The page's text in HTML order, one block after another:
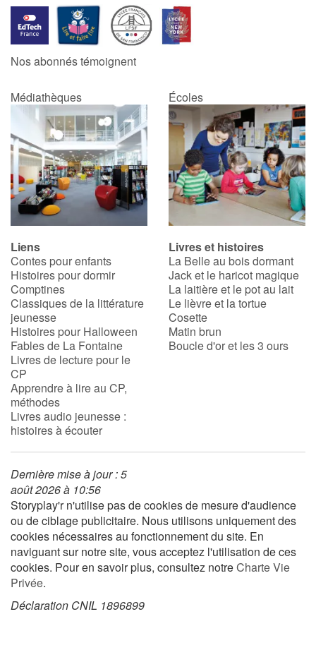
Formats et illustrations
Catalogue anglais
Contraste +
Aide
Accueil
Famille
Écoles
Médiathèques
Vidéos & Tutoriaux
Blog
Actualités
Rencontres et témoignages
Contes d'ici et d'ailleurs
Autour de la lecture
Apprendre à lire
Livre audio
Nos abonnés témoignent
Médiathèques Écoles
Liens
Contes pour enfants
Histoires pour dormir
Comptines
Classiques de la littérature
jeunesse
Histoires pour Halloween
Fables de La Fontaine
Livres de lecture pour le
CP
Apprendre à lire au CP,
méthodes
Livres audio jeunesse :
histoires à écouter
Livres et histoires
La Belle au bois dormant
Jack et le haricot magique
La laitière et le pot au lait
Le lièvre et la tortue
Cosette
Matin brun
Boucle d'or et les 3 ours
Dernière mise à jour : 5
août 2026 à 10:56
Storyplay'r n'utilise pas de cookies de mesure d'audience
ou de ciblage publicitaire. Nous utilisons uniquement des
cookies nécessaires au fonctionnement du site. En
naviguant sur notre site, vous acceptez l'utilisation de ces
cookies. Pour en savoir plus, consultez notreCharte Vie
Privée.
Déclaration CNIL 1896899